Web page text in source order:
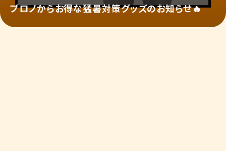
プロノからお得な猛暑対策グッズのお知らせ🔥